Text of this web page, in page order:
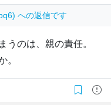
への返信です
うのは、親の責任。
。